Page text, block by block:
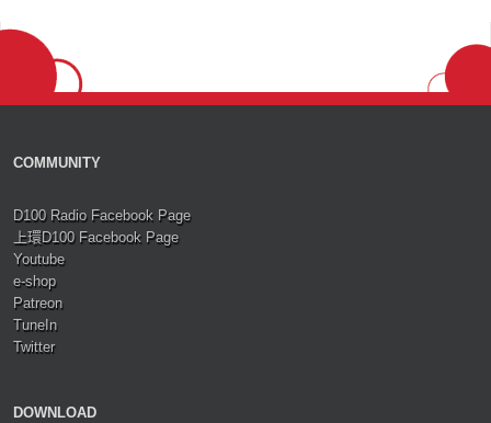
COMMUNITY
D100 Radio Facebook Page
上環D100 Facebook Page
Youtube
e-shop
Patreon
TuneIn
Twitter
DOWNLOAD